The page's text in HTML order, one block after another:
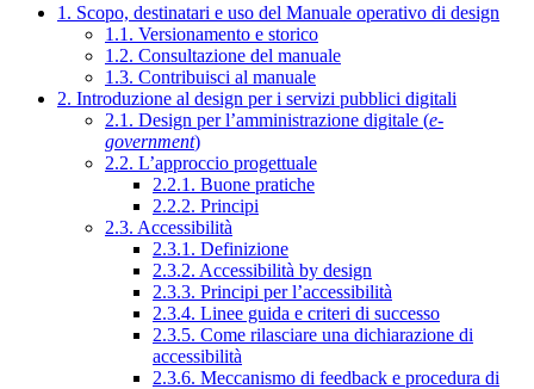
1. Scopo, destinatari e uso del Manuale operativo di design
1.1. Versionamento e storico
1.2. Consultazione del manuale
1.3. Contribuisci al manuale
2. Introduzione al design per i servizi pubblici digitali
2.1. Design per l’amministrazione digitale (e-
government)
2.2. L’approccio progettuale
2.2.1. Buone pratiche
2.2.2. Principi
2.3. Accessibilità
2.3.1. Definizione
2.3.2. Accessibilità by design
2.3.3. Principi per l’accessibilità
2.3.4. Linee guida e criteri di successo
2.3.5. Come rilasciare una dichiarazione di
accessibilità
2.3.6. Meccanismo di feedback e procedura di